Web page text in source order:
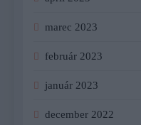
marec 2023
február 2023
január 2023
december 2022